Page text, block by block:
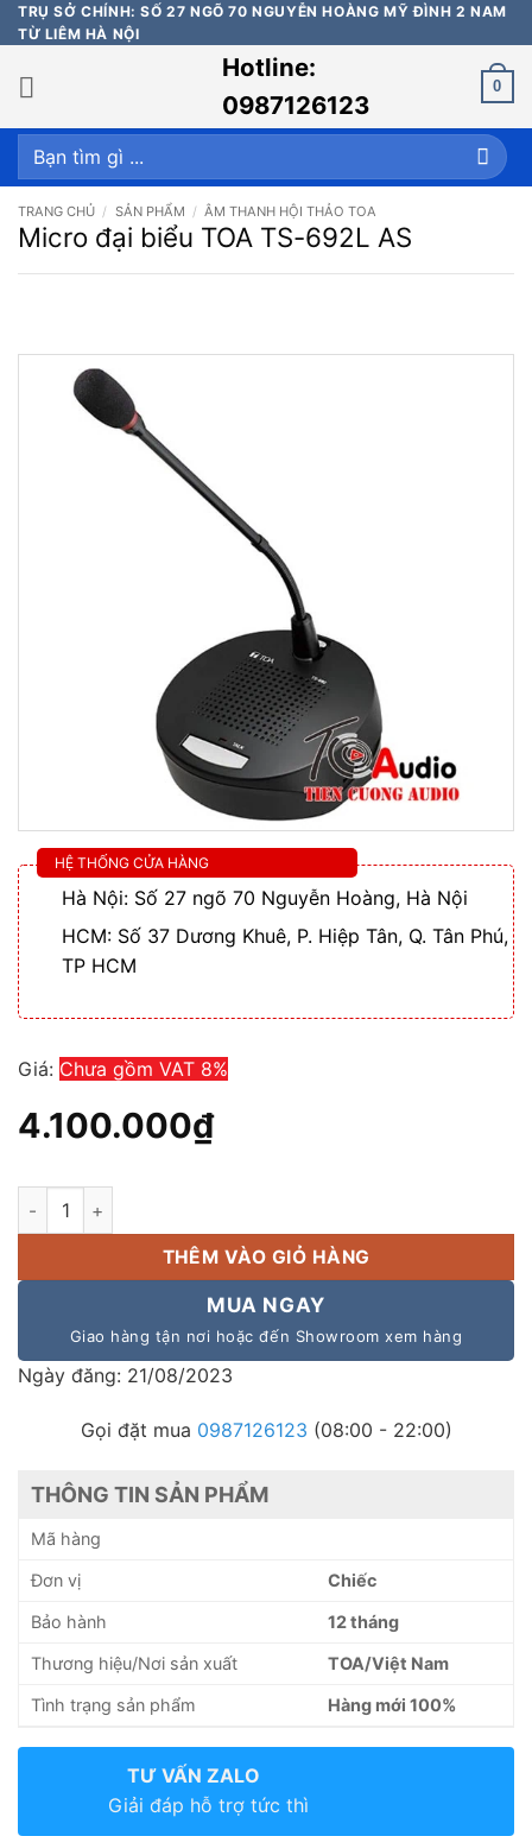
Bỏ
qua
nội
dung
TRỤ SỞ CHÍNH: SỐ 27 NGÕ 70 NGUYỄN HOÀNG MỸ ĐÌNH 2 NAM
TỪ LIÊM HÀ NỘI
Hotline:
0987126123
0
Tìm
kiếm:
TRANG CHỦ / SẢN PHẨM / ÂM THANH HỘI THẢO TOA
Micro đại biểu TOA TS-692L AS
HỆ THỐNG CỬA HÀNG
Hà Nội: Số 27 ngõ 70 Nguyễn Hoàng, Hà Nội
HCM: Số 37 Dương Khuê, P. Hiệp Tân, Q. Tân Phú,
TP HCM
Giá: Chưa gồm VAT 8%
4.100.000₫
Micro đại biểu TOA TS-692L AS số lượng
THÊM VÀO GIỎ HÀNG
MUA NGAY
Giao hàng tận nơi hoặc đến Showroom xem hàng
Ngày đăng: 21/08/2023
Gọi đặt mua 0987126123 (08:00 - 22:00)
THÔNG TIN SẢN PHẨM
Mã hàng
Đơn vị Chiếc
Bảo hành 12 tháng
Thương hiệu/Nơi sản xuất TOA/Việt Nam
Tình trạng sản phẩm Hàng mới 100%
TƯ VẤN ZALO
Giải đáp hỗ trợ tức thì